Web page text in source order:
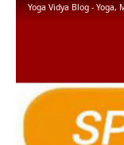
Yoga Vidya Blog - Yoga,